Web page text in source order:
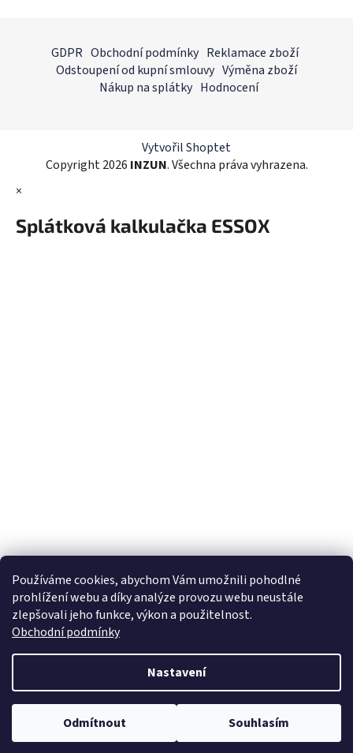
Používáme cookies, abychom Vám umožnili pohodlné
prohlížení webu a díky analýze provozu webu neustále
zlepšovali jeho funkce, výkon a použitelnost.
Obchodní podmínky
Nastavení
Odmítnout Souhlasím
d
a
c
r
v
v
ý
GDPR Obchodní podmínky Reklamace zboží
Odstoupení od kupní smlouvy Výměna zboží
Nákup na splátky Hodnocení
Vytvořil Shoptet
Copyright 2026 INZUN. Všechna práva vyhrazena.
×
Splátková kalkulačka ESSOX